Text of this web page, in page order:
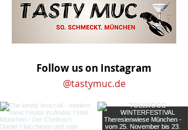
Follow us on Instagram
@tastymuc.de